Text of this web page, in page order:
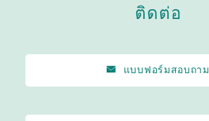
ติดต่อ
แบบฟอร์มสอบถาม